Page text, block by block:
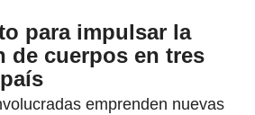
para impulsar la
de cuerpos en tres
emprenden nuevas